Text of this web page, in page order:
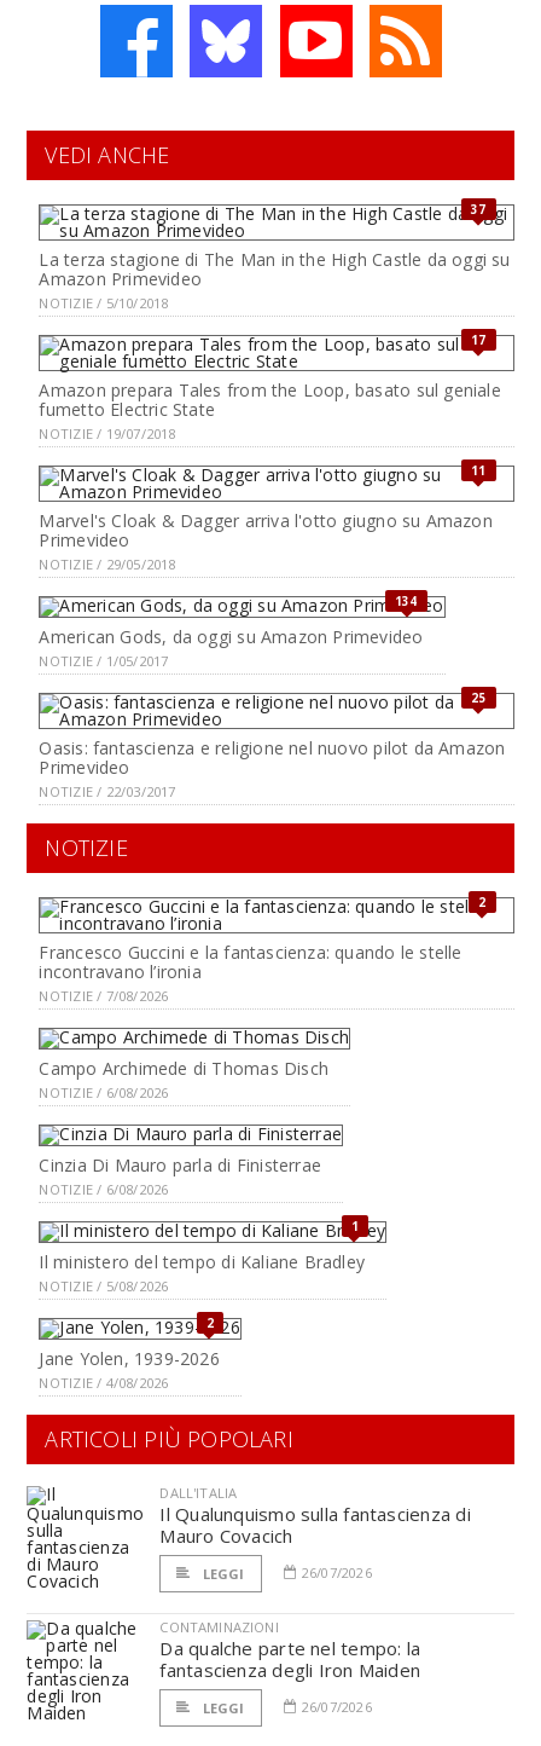
VEDI ANCHE
37
La terza stagione di The Man in the High Castle da oggi su
Amazon Primevideo
NOTIZIE / 5/10/2018
17
Amazon prepara Tales from the Loop, basato sul geniale
fumetto Electric State
NOTIZIE / 19/07/2018
11
Marvel's Cloak & Dagger arriva l'otto giugno su Amazon
Primevideo
NOTIZIE / 29/05/2018
134
American Gods, da oggi su Amazon Primevideo
NOTIZIE / 1/05/2017
25
Oasis: fantascienza e religione nel nuovo pilot da Amazon
Primevideo
NOTIZIE / 22/03/2017
NOTIZIE
2
Francesco Guccini e la fantascienza: quando le stelle
incontravano l’ironia
NOTIZIE / 7/08/2026
Campo Archimede di Thomas Disch
NOTIZIE / 6/08/2026
Cinzia Di Mauro parla di Finisterrae
NOTIZIE / 6/08/2026
1
Il ministero del tempo di Kaliane Bradley
NOTIZIE / 5/08/2026
2
Jane Yolen, 1939-2026
NOTIZIE / 4/08/2026
ARTICOLI PIÙ POPOLARI
DALL'ITALIA
Il Qualunquismo sulla fantascienza di
Mauro Covacich
LEGGI 26/07/2026
CONTAMINAZIONI
Da qualche parte nel tempo: la
fantascienza degli Iron Maiden
LEGGI 26/07/2026